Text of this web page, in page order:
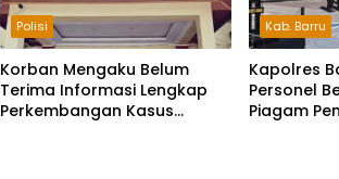
Polisi
Korban Mengaku Belum
Terima Informasi Lengkap
Perkembangan Kasus
Kab. Barru
Kapolres
Personel
Piagam